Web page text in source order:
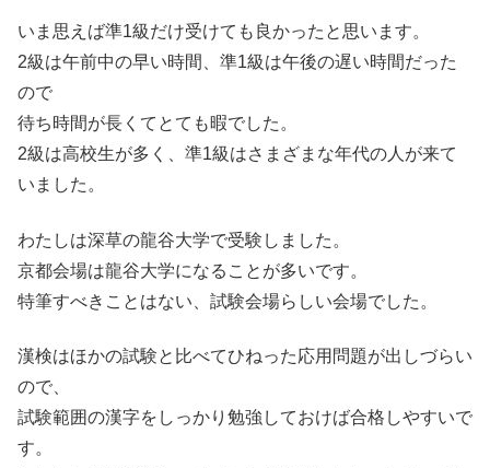
いま思えば準1級だけ受けても良かったと思います。
2級は午前中の早い時間、準1級は午後の遅い時間だった
ので
待ち時間が長くてとても暇でした。
2級は高校生が多く、準1級はさまざまな年代の人が来て
いました。
わたしは深草の龍谷大学で受験しました。
京都会場は龍谷大学になることが多いです。
特筆すべきことはない、試験会場らしい会場でした。
漢検はほかの試験と比べてひねった応用問題が出しづらい
ので、
試験範囲の漢字をしっかり勉強しておけば合格しやすいで
す。